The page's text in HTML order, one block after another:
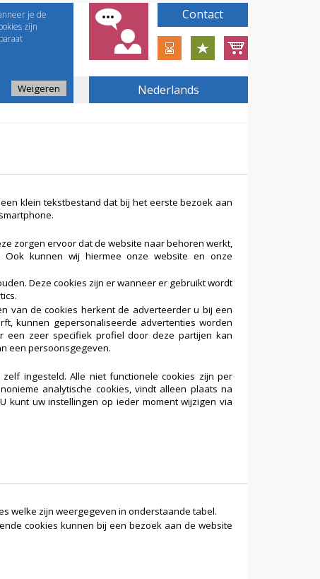
je de
zijn
Weigeren Nederlands
Contact
klein tekstbestand dat bij het eerste bezoek aan
zorgen ervoor dat de website naar behoren werkt,
Ook kunnen wij hiermee onze website en onze
Deze cookies zijn er wanneer er gebruikt wordt
van de cookies herkent de adverteerder u bij een
kunnen gepersonaliseerde advertenties worden
een zeer specifiek profiel door deze partijen kan
een persoonsgegeven.
ingesteld. Alle niet functionele cookies zijn per
analytische cookies, vindt alleen plaats na
kunt uw instellingen op ieder moment wijzigen via
welke zijn weergegeven in onderstaande tabel.
cookies kunnen bij een bezoek aan de website